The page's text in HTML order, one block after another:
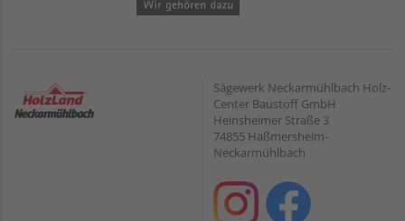
Sägewerk Neckarmühlbach Holz-
Center Baustoff GmbH
Heinsheimer Straße 3
74855 Haßmersheim-
Neckarmühlbach